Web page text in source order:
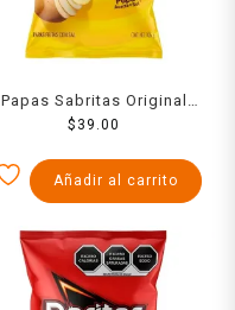
Papas Sabritas Original
105 g
$ 39.00
Añadir al carrito